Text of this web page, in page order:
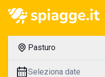
Pasturo
Seleziona date